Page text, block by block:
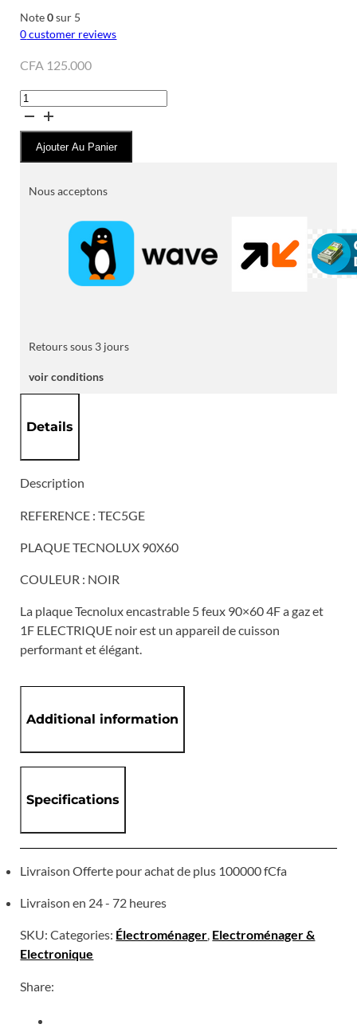
Note0sur 5
0customer reviews
CFA 125.000
quantité
de
PLAQUE
TECNOLUX
5FEUX
NOIR
Ajouter Au Panier
Nous acceptons
Retours sous 3 jours
voir conditions
Details
Description
REFERENCE : TEC5GE
PLAQUE TECNOLUX 90X60
COULEUR : NOIR
La plaque Tecnolux encastrable 5 feux 90×60 4F a gaz et
1F ELECTRIQUE noir est un appareil de cuisson
performant et élégant.
Additional information
Specifications
Livraison Offerte pour achat de plus 100000 fCfa
Livraison en 24 - 72 heures
SKU:Categories: Électroménager, Electroménager &
Electronique
Share: